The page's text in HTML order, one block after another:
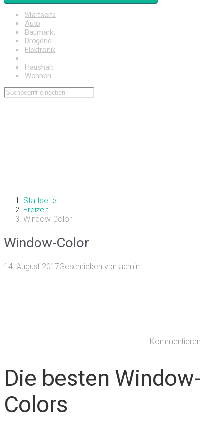
Startseite
Auto
Baumarkt
Drogerie
Elektronik
Haushalt
Wohnen
Startseite
Freizeit
Window-Color
Window-Color
14. August 2017Geschrieben von admin
Kommentieren
Die besten Window-
Colors